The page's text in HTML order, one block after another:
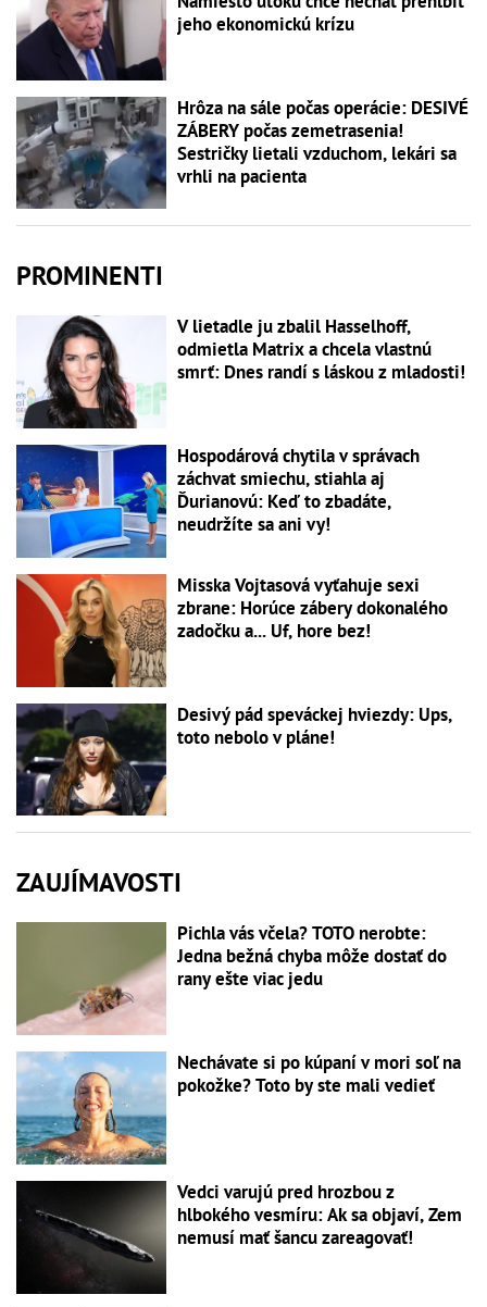
jeho ekonomickú krízu
Hrôza na sále počas operácie: DESIVÉ
ZÁBERY počas zemetrasenia!
Sestričky lietali vzduchom, lekári sa
vrhli na pacienta
PROMINENTI
V lietadle ju zbalil Hasselhoff,
odmietla Matrix a chcela vlastnú
smrť: Dnes randí s láskou z mladosti!
Hospodárová chytila v správach
záchvat smiechu, stiahla aj
Ďurianovú: Keď to zbadáte,
neudržíte sa ani vy!
Misska Vojtasová vyťahuje sexi
zbrane: Horúce zábery dokonalého
zadočku a... Uf, hore bez!
Desivý pád speváckej hviezdy: Ups,
toto nebolo v pláne!
ZAUJÍMAVOSTI
Pichla vás včela? TOTO nerobte:
Jedna bežná chyba môže dostať do
rany ešte viac jedu
Nechávate si po kúpaní v mori soľ na
pokožke? Toto by ste mali vedieť
Vedci varujú pred hrozbou z
hlbokého vesmíru: Ak sa objaví, Zem
nemusí mať šancu zareagovať!